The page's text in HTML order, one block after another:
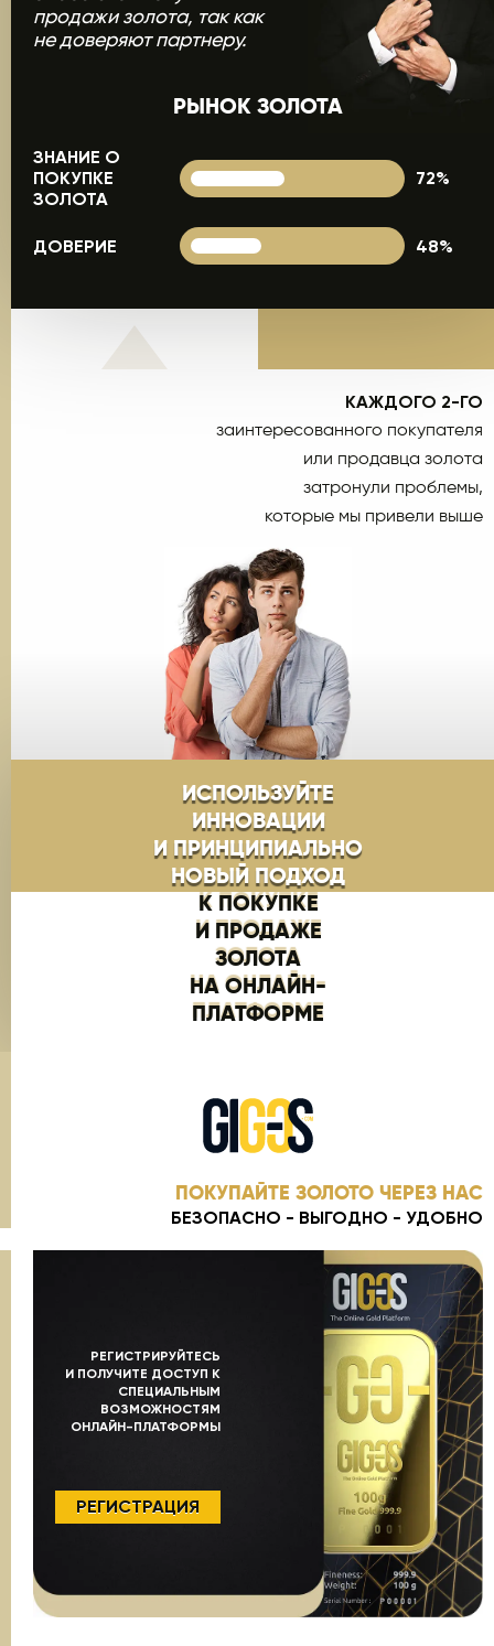
продажи золота, так как
не доверяют партнеру.
РЫНОК ЗОЛОТА
ЗНАНИЕ О
ПОКУПКЕ
ЗОЛОТА
72%
ДОВЕРИЕ 48%
КАЖДОГО 2-ГО
заинтересованного покупателя
или продавца золота
затронули проблемы,
которые мы привели выше
ИСПОЛЬЗУЙТЕ
ИННОВАЦИИ
И ПРИНЦИПИАЛЬНО
НОВЫЙ ПОДХОД
К ПОКУПКЕ
И ПРОДАЖЕ
ЗОЛОТА
НА ОНЛАЙН-
ПЛАТФОРМЕ
ПОКУПАЙТЕ ЗОЛОТО ЧЕРЕЗ НАС
БЕЗОПАСНО - ВЫГОДНО - УДОБНО
РЕГИСТРИРУЙТЕСЬ
И ПОЛУЧИТЕ ДОСТУП К
СПЕЦИАЛЬНЫМ
ВОЗМОЖНОСТЯМ
ОНЛАЙН-ПЛАТФОРМЫ
РЕГИСТРАЦИЯ